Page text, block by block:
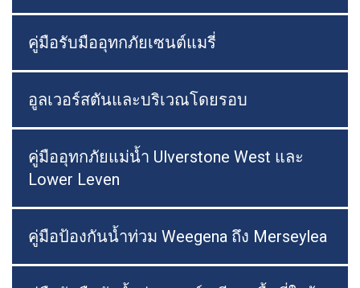
คู่มือรับมืออุทกภัยเซนต์แมรี่
อูลเวอร์สตันและบริเวณโดยรอบ
คู่มืออุทกภัยแม่น้ำ Ulverstone West และ
Lower Leven
คู่มือป้องกันน้ำท่วม Weegena ถึง Merseylea